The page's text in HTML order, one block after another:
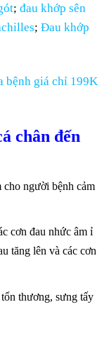
;đau khớp sên
;Đau khớp
bệnh giá chỉ 199K
chân đến
cho người bệnh cảm
cơn đau nhức âm ỉ
tăng lên và các cơn
thương, sưng tấy